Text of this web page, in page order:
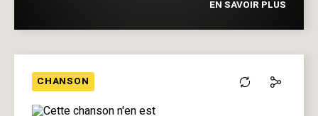
EN SAVOIR PLUS
CHANSON